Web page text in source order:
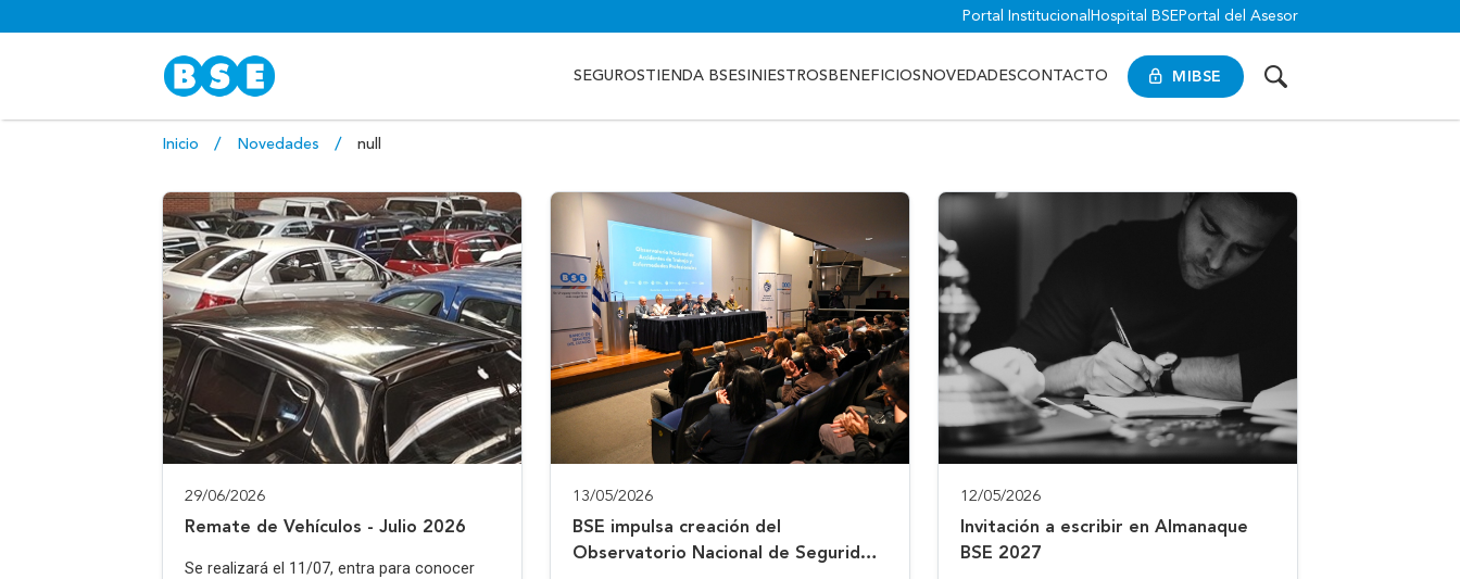
Portal Institucional Hospital BSE Portal del Asesor
MIBSE
SEGUROSTIENDA BSESINIESTROS BENEFICIOS NOVEDADESCONTACTO
Inicio Novedades null
29/06/2026
Remate de Vehículos - Julio 2026
Se realizará el 11/07, entra para conocer
13/05/2026
BSE impulsa creación del
Observatorio Nacional de Seguridad
12/05/2026
Invitación a escribir en Almanaque
BSE 2027